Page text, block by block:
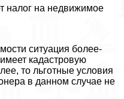
налог на недвижимое
ситуация более-
кадастровую
то льготные условия
в данном случае не